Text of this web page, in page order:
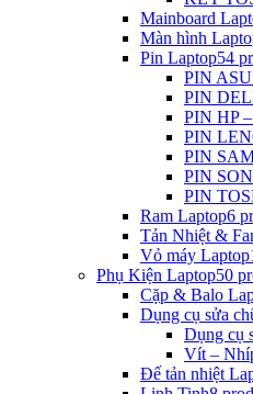
Mainboard
Màn hình
Pin Laptop54
PIN
PIN
PIN HP
PIN
PIN
PIN
PIN
Ram Laptop6
Tản Nhiệt &
Vỏ máy Laptop
Phụ Kiện Laptop50
Cặp & Balo
Dụng cụ sửa
Dụng cụ
Vít –
Đế tản nhiệt